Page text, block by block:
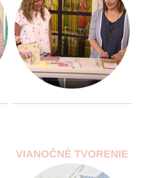
VIANOČNÉ TVORENIE